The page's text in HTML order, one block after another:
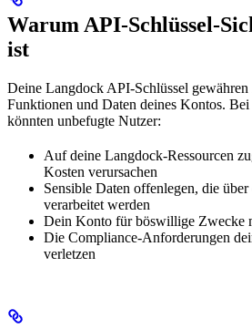
Warum API-Schlüssel-
ist
Deine Langdock API-Schlüssel
Funktionen und Daten deines Kontos.
könnten unbefugte Nutzer:
Auf deine Langdock-Ressourcen
Kosten verursachen
Sensible Daten offenlegen, die
verarbeitet werden
Dein Konto für böswillige Zwecke
Die Compliance-Anforderungen
verletzen